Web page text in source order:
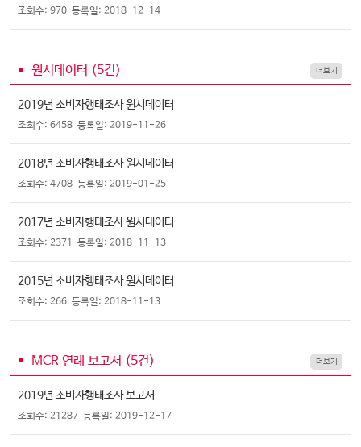
조회수: 970 등록일: 2018-12-14
원시데이터 (5건) 더보기
2019년 소비자행태조사 원시데이터
조회수: 6458 등록일: 2019-11-26
2018년 소비자행태조사 원시데이터
조회수: 4708 등록일: 2019-01-25
2017년 소비자행태조사 원시데이터
조회수: 2371 등록일: 2018-11-13
2015년 소비자행태조사 원시데이터
조회수: 266 등록일: 2018-11-13
MCR 연례 보고서 (5건) 더보기
2019년 소비자행태조사 보고서
조회수: 21287 등록일: 2019-12-17